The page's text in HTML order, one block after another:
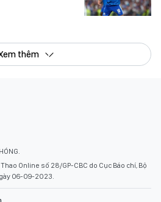
thêm
Online số 28/GP-CBC do Cục Báo chí, Bộ
06-09-2023.